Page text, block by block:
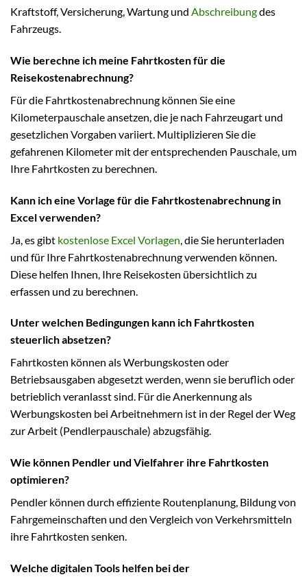
Kraftstoff, Versicherung, Wartung und Abschreibungdes
Fahrzeugs.
Wie berechne ich meine Fahrtkosten für die
Reisekostenabrechnung?
Für die Fahrtkostenabrechnung können Sie eine
Kilometerpauschale ansetzen, die je nach Fahrzeugart und
gesetzlichen Vorgaben variiert. Multiplizieren Sie die
gefahrenen Kilometer mit der entsprechenden Pauschale, um
Ihre Fahrtkosten zu berechnen.
Kann ich eine Vorlage für die Fahrtkostenabrechnung in
Excel verwenden?
Ja, es gibt kostenlose Excel Vorlagen , die Sie herunterladen
und für Ihre Fahrtkostenabrechnung verwenden können.
Diese helfen Ihnen, Ihre Reisekosten übersichtlich zu
erfassen und zu berechnen.
Unter welchen Bedingungen kann ich Fahrtkosten
steuerlich absetzen?
Fahrtkosten können als Werbungskosten oder
Betriebsausgaben abgesetzt werden, wenn sie beruflich oder
betrieblich veranlasst sind. Für die Anerkennung als
Werbungskosten bei Arbeitnehmern ist in der Regel der Weg
zur Arbeit (Pendlerpauschale) abzugsfähig.
Wie können Pendler und Vielfahrer ihre Fahrtkosten
optimieren?
Pendler können durch effiziente Routenplanung, Bildung von
Fahrgemeinschaften und den Vergleich von Verkehrsmitteln
ihre Fahrtkosten senken.
Welche digitalen Tools helfen bei der